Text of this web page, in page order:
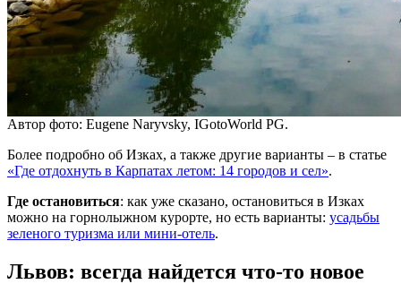
Автор фото: Eugene Naryvsky, IGotoWorld PG.
Более подробно об Изках, а также другие варианты – в статье
«Где отдохнуть в Карпатах летом: 14 городов и сел».
Где остановиться: как уже сказано, остановиться в Изках
можно на горнолыжном курорте, но есть варианты: усадьбы
зеленого туризма или мини-отель.
Львов: всегда найдется что-то новое